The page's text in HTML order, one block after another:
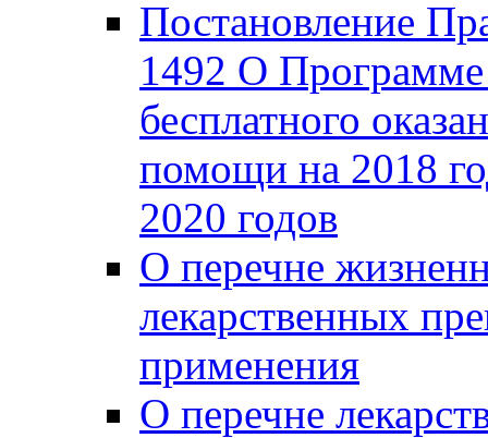
Постановление
1492 О Программе
бесплатного
помощи на 2018
2020 годов
О перечне
лекарственных
применения
О перечне